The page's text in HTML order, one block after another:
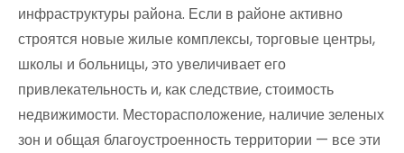
инфраструктуры района. Если в районе активно
строятся новые жилые комплексы, торговые центры,
школы и больницы, это увеличивает его
привлекательность и, как следствие, стоимость
недвижимости. Месторасположение, наличие зеленых
зон и общая благоустроенность территории — все эти